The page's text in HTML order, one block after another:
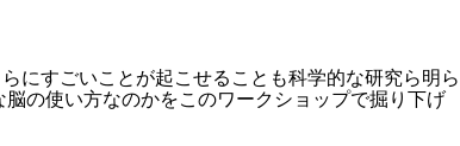
にすごいことが起こせることも科学的な研究ら明ら
の使い方なのかをこのワークショップで掘り下げ